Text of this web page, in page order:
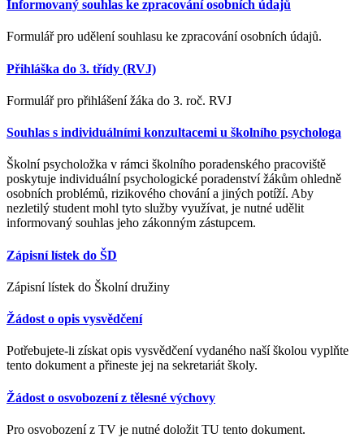
Informovaný souhlas ke zpracování osobních údajů
Formulář pro udělení souhlasu ke zpracování osobních údajů.
Přihláška do 3. třídy (RVJ)
Formulář pro přihlášení žáka do 3. roč. RVJ
Souhlas s individuálními konzultacemi u školního psychologa
Školní psycholožka v rámci školního poradenského pracoviště
poskytuje individuální psychologické poradenství žákům ohledně
osobních problémů, rizikového chování a jiných potíží. Aby
nezletilý student mohl tyto služby využívat, je nutné udělit
informovaný souhlas jeho zákonným zástupcem.
Zápisní lístek do ŠD
Zápisní lístek do Školní družiny
Žádost o opis vysvědčení
Potřebujete-li získat opis vysvědčení vydaného naší školou vyplňte
tento dokument a přineste jej na sekretariát školy.
Žádost o osvobození z tělesné výchovy
Pro osvobození z TV je nutné doložit TU tento dokument.